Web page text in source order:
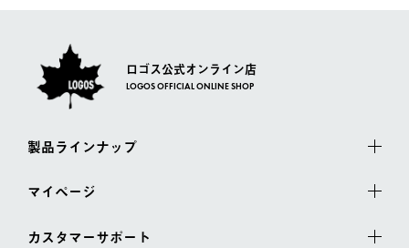
ロゴス公式オンライン店
LOGOS OFFICIAL ONLINE SHOP
製品ラインナップ
マイページ
カスタマーサポート